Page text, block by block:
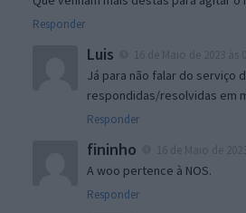
Responder
Luis
Já para não falar do serviço
respondidas/resolvidas em
Responder
fininho
A woo pertence à NOS.
Responder